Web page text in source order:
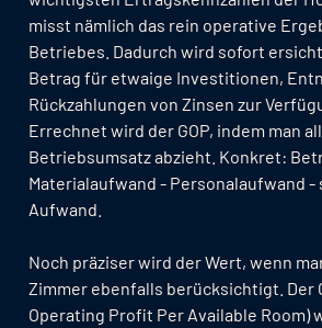
misst nämlich das rein operative
Betriebes. Dadurch wird sofort
Betrag für etwaige Investitionen,
Rückzahlungen von Zinsen zur
Errechnet wird der GOP, indem man
Betriebsumsatz abzieht. Konkret:
Materialaufwand - Personalaufwand
Aufwand.
Noch präziser wird der Wert, wenn
Zimmer ebenfalls berücksichtigt. Der
Operating Profit Per Available Room)